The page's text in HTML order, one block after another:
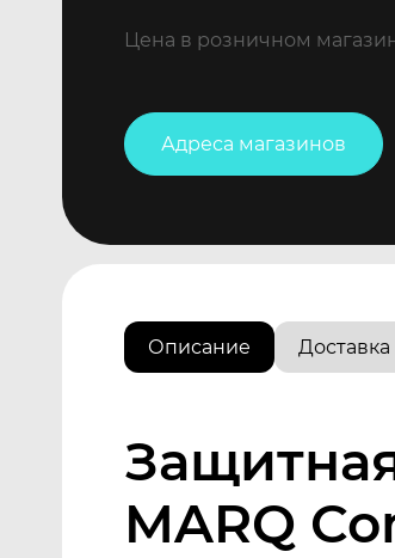
Цена в розничном
Адреса магазинов
Описание Доставка
MARQ